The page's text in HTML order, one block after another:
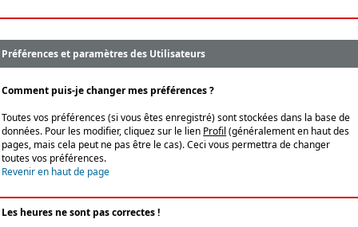
Préférences et paramètres des Utilisateurs
Comment puis-je changer mes préférences ?
Toutes vos préférences (si vous êtes enregistré) sont stockées dans la base de
données. Pour les modifier, cliquez sur le lien Profil (généralement en haut des
pages, mais cela peut ne pas être le cas). Ceci vous permettra de changer
toutes vos préférences.
Revenir en haut de page
Les heures ne sont pas correctes !